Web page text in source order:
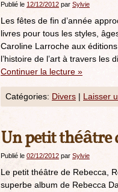
Publié le 12/12/2012 par Sylvie
Les fêtes de fin d’année
livres pour tous les styles,
Caroline Larroche aux
l’histoire de l’art à travers les
Continuer la lecture »
Catégories: Divers | Laisser
Un petit théâtre
Publié le 02/12/2012 par Sylvie
Le petit théâtre de Rebecca,
superbe album de Rebecca